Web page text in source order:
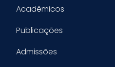
Acadêmicos
Publicações
Admissões